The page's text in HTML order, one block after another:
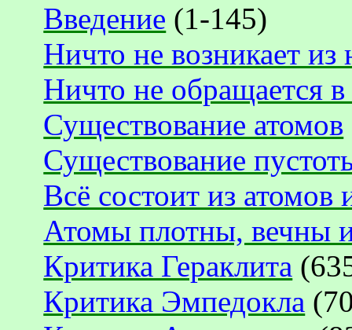
Введение (1-145)
Ничто не возникает из
Ничто не обращается
Существование атомов
Существование
Всё состоит из атомов
Атомы плотны, вечны
Критика Гераклита
Критика Эмпедокла